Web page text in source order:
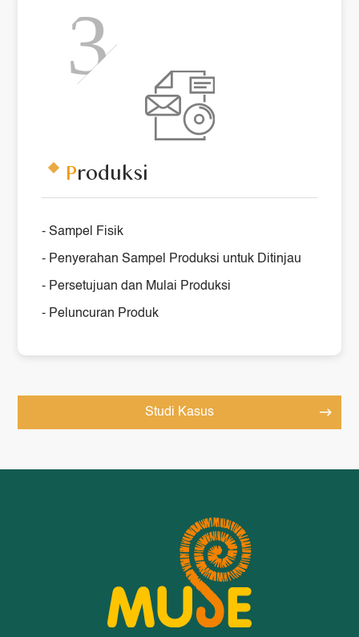
Produksi
- Sampel Fisik
- Penyerahan Sampel Produksi untuk Ditinjau
- Persetujuan dan Mulai Produksi
- Peluncuran Produk
Studi Kasus